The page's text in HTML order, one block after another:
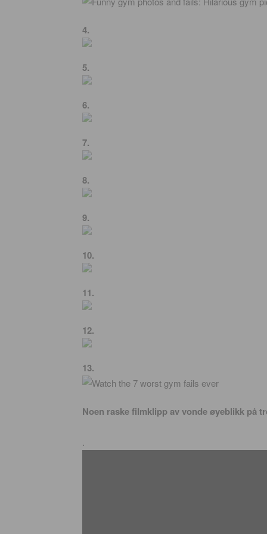
4.
5.
6.
7.
8.
9.
10.
11.
12.
13.
Noen raske filmklipp av vonde øyeblikk på
.